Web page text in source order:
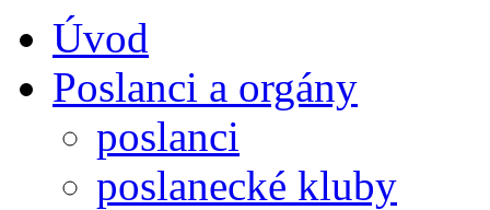
Úvod
Poslanci a orgány
poslanci
poslanecké kluby